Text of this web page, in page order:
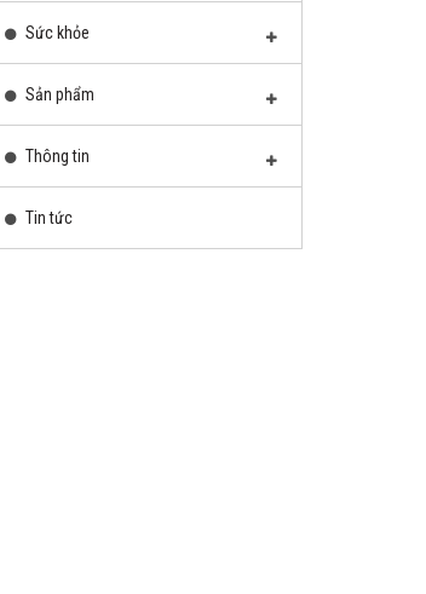
Sức khỏe
Sản phẩm
Thông tin
Tin tức